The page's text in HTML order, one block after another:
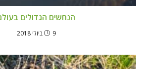
הנחשים הגדולים
9 ביולי 2018